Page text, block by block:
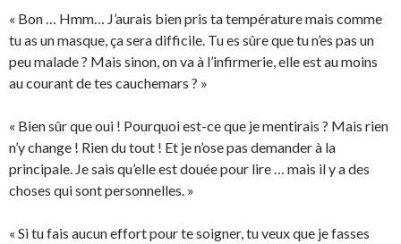
« Bon … Hmm… J’aurais bien pris ta température mais comme
tu as un masque, ça sera difficile. Tu es sûre que tu n’es pas un
peu malade ? Mais sinon, on va à l’infirmerie, elle est au moins
au courant de tes cauchemars ? »
« Bien sûr que oui ! Pourquoi est-ce que je mentirais ? Mais rien
n’y change ! Rien du tout ! Et je n’ose pas demander à la
principale. Je sais qu’elle est douée pour lire … mais il y a des
choses qui sont personnelles. »
« Si tu fais aucun effort pour te soigner, tu veux que je fasses